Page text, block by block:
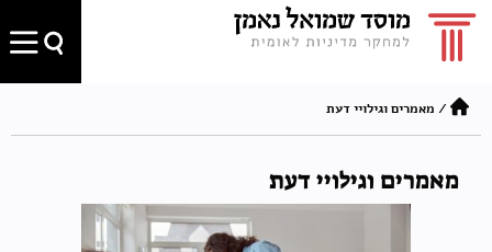
/ מאמרים וגילויי דעת
מאמרים וגילויי דעת